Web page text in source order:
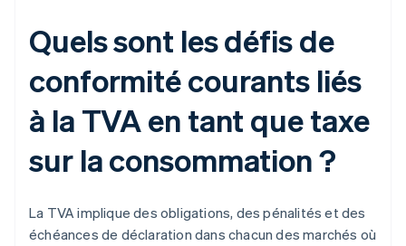
Quels sont les défis de
conformité courants liés
à la TVA en tant que taxe
sur la consommation ?
La TVA implique des obligations, des pénalités et des
échéances de déclaration dans chacun des marchés où